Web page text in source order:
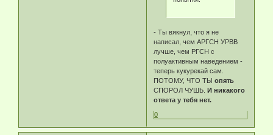
- Ты вякнул, что я не
написал, чем АРГСН УРВВ
лучше, чем РГСН с
полуактивным наведением -
теперь кукурекай сам.
ПОТОМУ, ЧТО ТЫопять
СПОРОЛ ЧУШЬ.И никакого
ответа у тебя нет.
0